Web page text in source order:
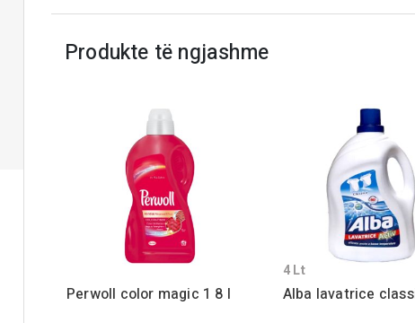
Produkte të ngjashme
Perwoll color magic 1 8 l Alba lavatrice
4Lt